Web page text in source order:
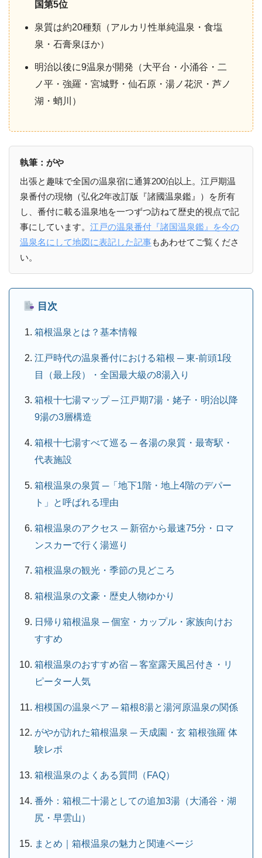
国第5位
泉質は約20種類（アルカリ性単純温泉・食塩
泉・石膏泉ほか）
明治以後に9温泉が開発（大平台・小涌谷・二
ノ平・強羅・宮城野・仙石原・湯ノ花沢・芦ノ
湖・蛸川）
執筆：がや
出張と趣味で全国の温泉宿に通算200泊以上。江戸期温
泉番付の現物（弘化2年改訂版『諸國温泉鑑』）を所有
し、番付に載る温泉地を一つずつ訪ねて歴史的視点で記
事にしています。 江戸の温泉番付『諸国温泉鑑』を今の
温泉名にして地図に表記した記事もあわせてご覧くださ
い。
目次
箱根温泉とは？基本情報
江戸時代の温泉番付における箱根 ─ 東-前頭1段
目（最上段）・全国最大級の8湯入り
箱根十七湯マップ ─ 江戸期7湯・姥子・明治以降
9湯の3層構造
箱根十七湯すべて巡る ─ 各湯の泉質・最寄駅・
代表施設
箱根温泉の泉質 ─「地下1階・地上4階のデパー
ト」と呼ばれる理由
箱根温泉のアクセス ─ 新宿から最速75分・ロマ
ンスカーで行く湯巡り
箱根温泉の観光・季節の見どころ
箱根温泉の文豪・歴史人物ゆかり
日帰り箱根温泉 ─ 個室・カップル・家族向けお
すすめ
箱根温泉のおすすめ宿 ─ 客室露天風呂付き・リ
ピーター人気
相模国の温泉ペア ─ 箱根8湯と湯河原温泉の関係
がやが訪れた箱根温泉 ─ 天成園・玄 箱根強羅 体
験レポ
箱根温泉のよくある質問（FAQ）
番外：箱根二十湯としての追加3湯（大涌谷・湖
尻・早雲山）
まとめ｜箱根温泉の魅力と関連ページ